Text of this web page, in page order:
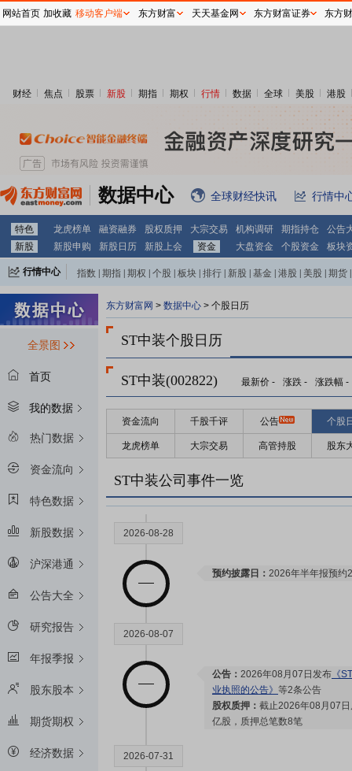
财经 焦点 股票 新股 期指 期权 行情 数据 全球 美股 港股
数据中心 全球财经快讯 行情中
特色 龙虎榜单 融资融券 股权质押 大宗交易 机构调研 期指持仓
公告
新股
新股申购 新股日历 新股上会 资金 大盘资金 个股资金 板块
行情中心 指数 期指 期权 个股 板块 排行 新股 基金 港股 美股 期货
全景图
首页
我的数据
热门数据
资金流向
特色数据
新股数据
沪深港通
公告大全
研究报告
年报季报
股东股本
期货期权
经济数据
东方财富网 > 数据中心 > 个股日历
ST中装个股日历
ST中装(002822) 最新价 - 涨跌 - 涨跌幅 -
资金流向 千股千评 公告 个股
龙虎榜单 大宗交易 高管持股 股东
ST中装公司事件一览
2029-01-02
2027-02-15
限售解禁日：
2026-08-28
预约披露日： 2026年半年报预约
2026-08-07
公告： 2026年08月07日发布 《
业执照的公告》 等2条公告
股权质押： 截止2026年08月07
亿股，质押总笔数8笔
2026-07-31
网站首页 加收藏 移动客户端 东方财富 天天基金网 东方财富证券 东方